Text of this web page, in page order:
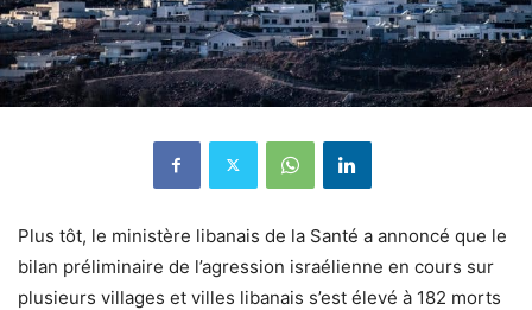
Plus tôt, le ministère libanais de la Santé a annoncé que le
bilan préliminaire de l’agression israélienne en cours sur
plusieurs villages et villes libanais s’est élevé à 182 morts